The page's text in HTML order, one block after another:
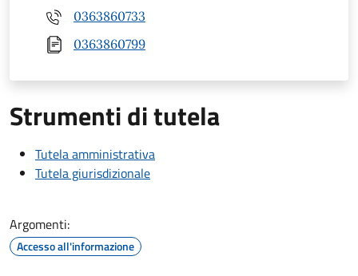
0363860733
0363860799
Strumenti di tutela
Tutela amministrativa
Tutela giurisdizionale
Argomenti:
Accesso all'informazione